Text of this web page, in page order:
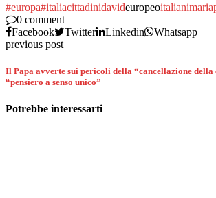
#europa#italiacittadinidavideuropeoitalianimaria
0 comment
Facebook
Twitter Linkedin
Whatsapp
previous post
Il Papa avverte sui pericoli della “cancellazione della
“pensiero a senso unico”
Potrebbe interessarti